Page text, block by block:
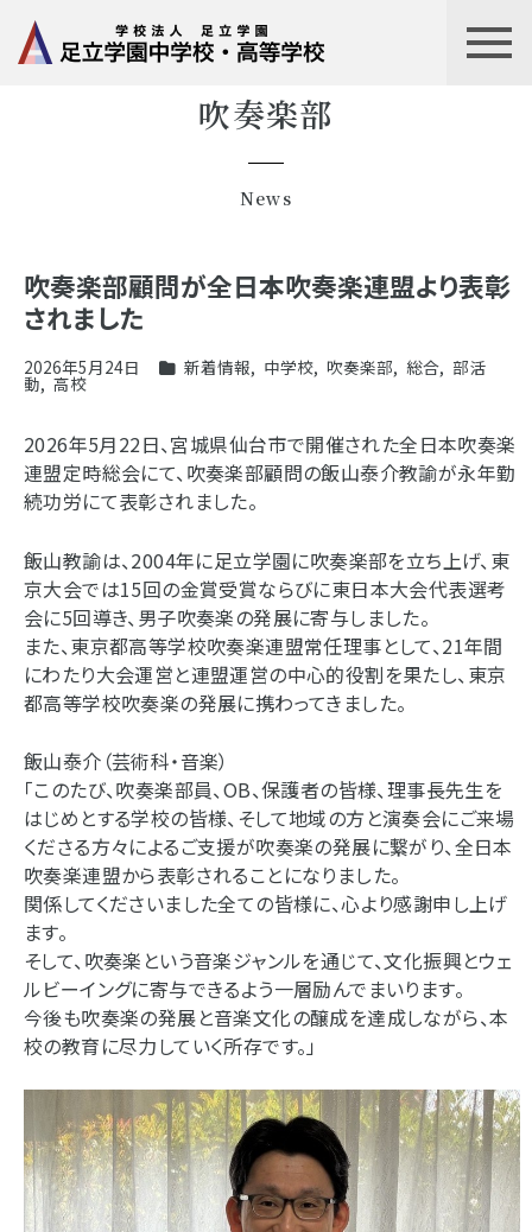
吹奏楽部
News
吹奏楽部顧問が全日本吹奏楽連盟より表彰
されました
2026年5月24日 新着情報, 中学校, 吹奏楽部, 総合, 部活
動, 高校
2026年5月22日、宮城県仙台市で開催された全日本吹奏楽
連盟定時総会にて、吹奏楽部顧問の飯山泰介教諭が永年勤
続功労にて表彰されました。
飯山教諭は、2004年に足立学園に吹奏楽部を立ち上げ、東
京大会では15回の金賞受賞ならびに東日本大会代表選考
会に5回導き、男子吹奏楽の発展に寄与しました。
また、東京都高等学校吹奏楽連盟常任理事として、21年間
にわたり大会運営と連盟運営の中心的役割を果たし、東京
都高等学校吹奏楽の発展に携わってきました。
飯山泰介（芸術科・音楽）
「このたび、吹奏楽部員、OB、保護者の皆様、理事長先生を
はじめとする学校の皆様、そして地域の方と演奏会にご来場
くださる方々によるご支援が吹奏楽の発展に繋がり、全日本
吹奏楽連盟から表彰されることになりました。
関係してくださいました全ての皆様に、心より感謝申し上げ
ます。
そして、吹奏楽という音楽ジャンルを通じて、文化振興とウェ
ルビーイングに寄与できるよう一層励んでまいります。
今後も吹奏楽の発展と音楽文化の醸成を達成しながら、本
校の教育に尽力していく所存です。」